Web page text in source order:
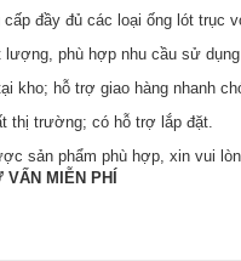
cấp đầy đủ các loại ống lót trục
phù hợp nhu cầu sử dụng
kho; hỗ trợ giao hàng nhanh
thị trường; có hỗ trợ lắp đặt.
sản phẩm phù hợp, xin vui
VẤN MIỄN PHÍ